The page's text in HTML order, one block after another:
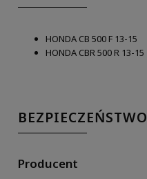
HONDA CB 500 F 13-15
HONDA CBR 500 R 13-15
BEZPIECZEŃSTWO
Producent